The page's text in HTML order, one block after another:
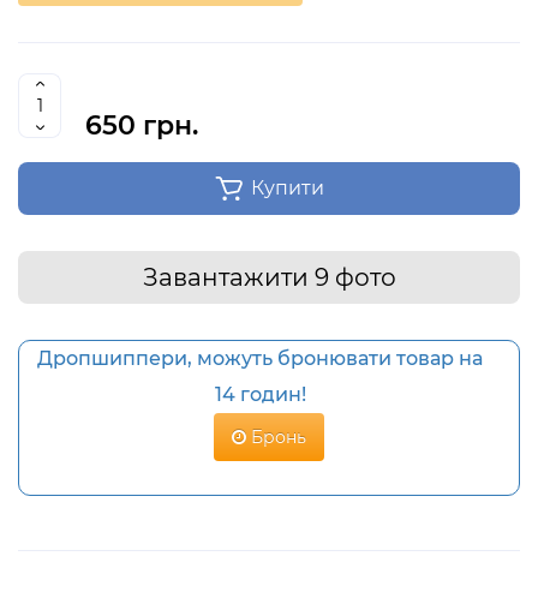
650 грн.
Купити
Завантажити 9 фото
Дропшиппери, можуть бронювати товар на
14 годин!
Бронь